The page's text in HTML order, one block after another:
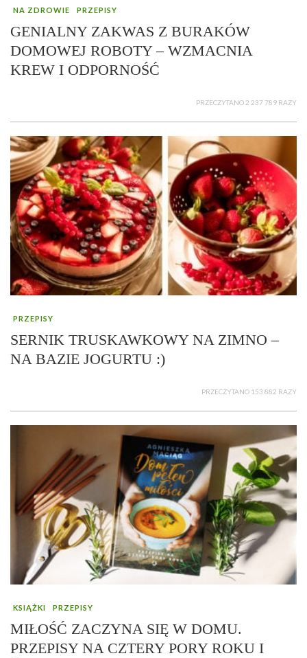
NA ZDROWIE PRZEPISY
GENIALNY ZAKWAS Z BURAKÓW
DOMOWEJ ROBOTY – WZMACNIA
KREW I ODPORNOŚĆ
PRZECZYTANO 2 237 789 RAZY
PRZEPISY
SERNIK TRUSKAWKOWY NA ZIMNO –
NA BAZIE JOGURTU :)
PRZECZYTANO 153 882 RAZY
KSIĄŻKI PRZEPISY
MIŁOŚĆ ZACZYNA SIĘ W DOMU.
PRZEPISY NA CZTERY PORY ROKU I